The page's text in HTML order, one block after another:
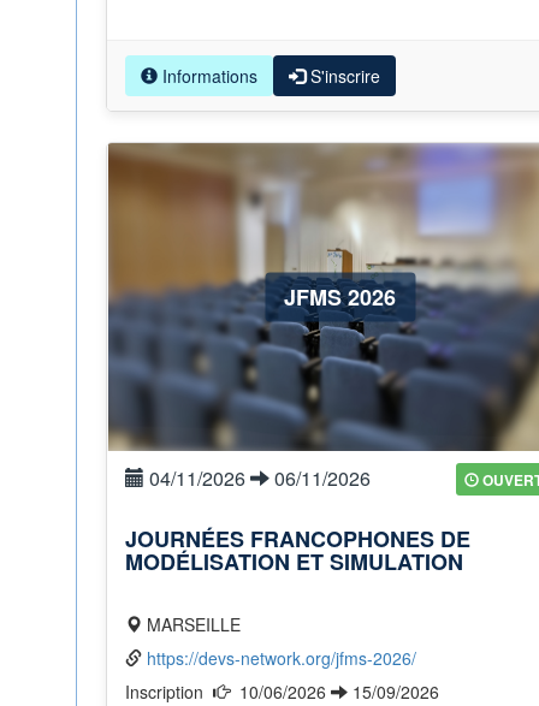
Informations S'inscrire
JFMS 2026
04/11/2026 06/11/2026
JOURNÉES FRANCOPHONES DE
MODÉLISATION ET SIMULATION
MARSEILLE
https://devs-network.org/jfms-2026/
10/06/2026 15/09/2026